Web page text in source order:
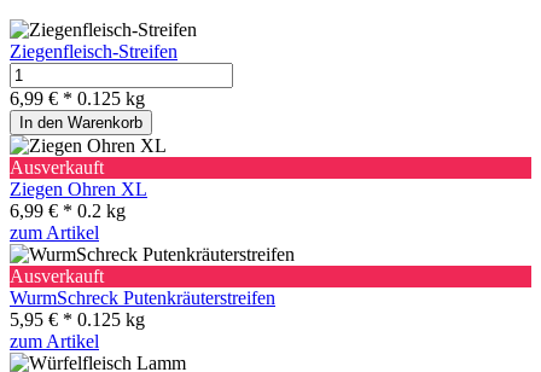
Ziegenfleisch-Streifen
6,99 € * 0.125 kg
In den Warenkorb
Ausverkauft
Ziegen Ohren XL
6,99 € * 0.2 kg
zum Artikel
Ausverkauft
WurmSchreck Putenkräuterstreifen
5,95 € * 0.125 kg
zum Artikel